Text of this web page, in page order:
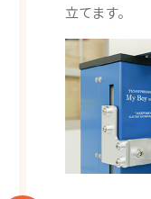
立てます。